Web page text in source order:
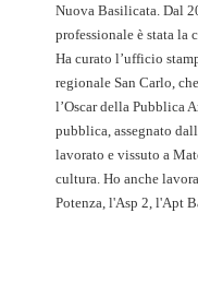
Nuova Basilicata. Dal
professionale è stata la
Ha curato l’ufficio
regionale San Carlo,
l’Oscar della Pubblica
pubblica, assegnato
lavorato e vissuto a
cultura. Ho anche
Potenza, l'Asp 2, l'Apt